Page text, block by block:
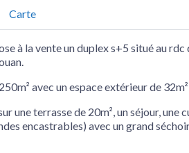
Carte
à la vente un duplex s+5 situé au rdc
avec un espace extérieur de
une terrasse de 20m², un séjour, une
encastrables) avec un grand